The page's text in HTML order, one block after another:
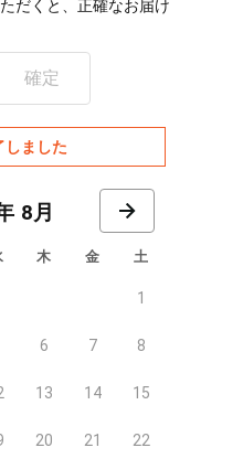
だくと、正確なお届け
確定
しました
8月
木 金 土
1
6 7 8
13 14 15
20 21 22